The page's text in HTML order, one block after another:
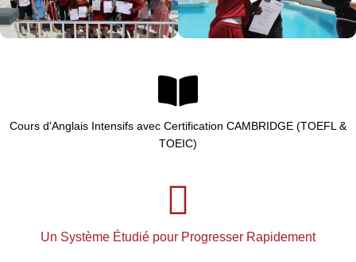
Cours d'Anglais Intensifs avec Certification CAMBRIDGE (TOEFL &
TOEIC)
Un Système Étudié pour Progresser Rapidement